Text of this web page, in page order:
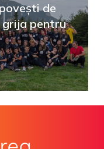
de
grija pentru